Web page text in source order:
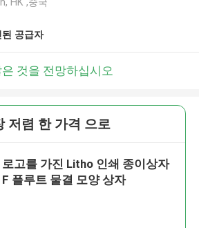
된 공급자
것을 전망하십시오
저렴 한 가격 으로
로고를 가진 Litho 인쇄 종이상자
F 플루트 물결 모양 상자